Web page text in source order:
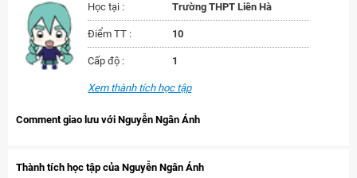
Học tại : Trường THPT Liên Hà
Điểm TT : 10
Cấp độ : 1
Xem thành tích học tập
Comment giao lưu với Nguyễn Ngân Ánh
Thành tích học tập của Nguyễn Ngân Ánh